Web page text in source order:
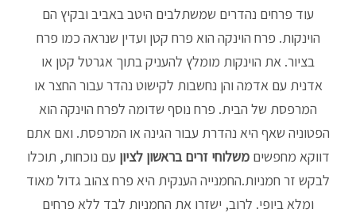
עוד פרחים נהדרים שמשתלבים היטב באביב ובקיץ הם
הוינקות. פרח הוינקה הוא פרח קטן ועדין שנראה כמו פרח
בציור. את הוינקות מומלץ להעניק בתוך אגרטל קטן או
אדנית עם אדמה והן נחשבות לקישוט נהדר עבור החצר או
המרפסת של הבית. פרח נוסף שדומה לפרח הוינקה הוא
הפטוניה שאף היא נהדרת עבור הגינה או המרפסת. ואם אתם
דווקא מחפשיםמשלוחי זרים בראשון לציון עם נוכחות, תוכלו
לבקש זר חמניות.החמנייה הענקית היא פרח צהוב גדול מאוד
ומלא ביופי. לרוב, ישזרו את החמניות לבד ללא פרחים